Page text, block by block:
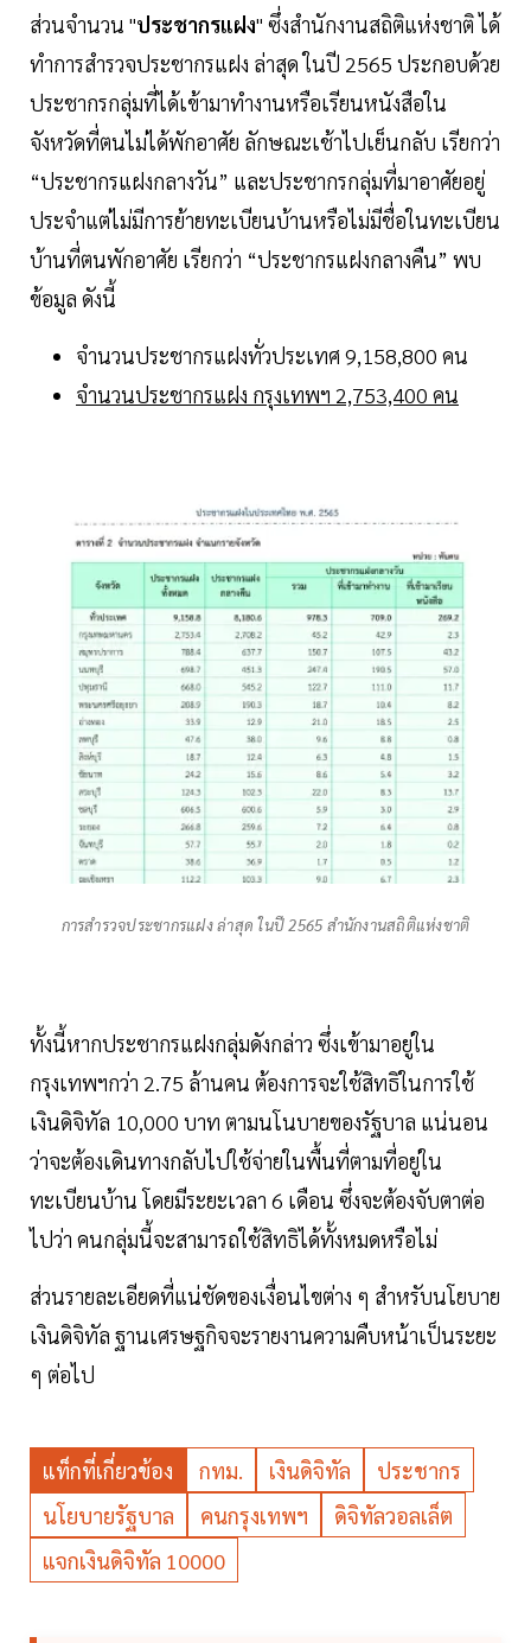
ส่วนจำนวน "ประชากรแฝง" ซึ่งสำนักงานสถิติแห่งชาติ ได้
ทำการสำรวจประชากรแฝง ล่าสุด ในปี 2565 ประกอบด้วย
ประชากรกลุ่มที่ได้เข้ามาทำงานหรือเรียนหนังสือใน
จังหวัดที่ตนไม่ได้พักอาศัย ลักษณะเช้าไปเย็นกลับ เรียกว่า
“ประชากรแฝงกลางวัน” และประชากรกลุ่มที่มาอาศัยอยู่
ประจำแต่ไม่มีการย้ายทะเบียนบ้านหรือไม่มีชื่อในทะเบียน
บ้านที่ตนพักอาศัย เรียกว่า “ประชากรแฝงกลางคืน” พบ
ข้อมูล ดังนี้
จำนวนประชากรแฝงทั่วประเทศ 9,158,800 คน
จำนวนประชากรแฝง กรุงเทพฯ 2,753,400 คน
การสำรวจประชากรแฝง ล่าสุด ในปี 2565 สำนักงานสถิติแห่งชาติ
ทั้งนี้หากประชากรแฝงกลุ่มดังกล่าว ซึ่งเข้ามาอยู่ใน
กรุงเทพฯกว่า 2.75 ล้านคน ต้องการจะใช้สิทธิในการใช้
เงินดิจิทัล 10,000 บาท ตามนโนบายของรัฐบาล แน่นอน
ว่าจะต้องเดินทางกลับไปใช้จ่ายในพื้นที่ตามที่อยู่ใน
ทะเบียนบ้าน โดยมีระยะเวลา 6 เดือน ซึ่งจะต้องจับตาต่อ
ไปว่า คนกลุ่มนี้จะสามารถใช้สิทธิได้ทั้งหมดหรือไม่
ส่วนรายละเอียดที่แน่ชัดของเงื่อนไขต่าง ๆ สำหรับนโยบาย
เงินดิจิทัล ฐานเศรษฐกิจจะรายงานความคืบหน้าเป็นระยะ
ๆ ต่อไป
แท็กที่เกี่ยวข้อง กทม. เงินดิจิทัล
ประชากร
นโยบายรัฐบาล
คนกรุงเทพฯ
ดิจิทัลวอลเล็ต
แจกเงินดิจิทัล 10000